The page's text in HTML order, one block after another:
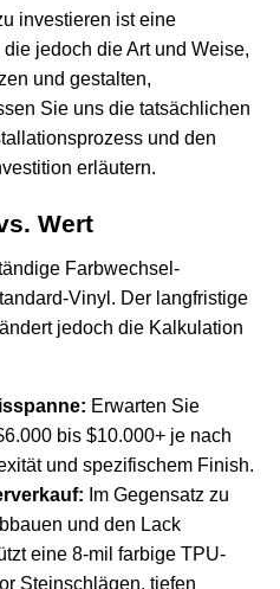
investieren ist eine
jedoch die Art und Weise,
und gestalten,
Sie uns die tatsächlichen
und den
erläutern.
Wert
Farbwechsel-
Vinyl. Der langfristige
jedoch die Kalkulation
Erwarten Sie
bis $10.000+ je nach
und spezifischem Finish.
Im Gegensatz zu
und den Lack
eine 8-mil farbige TPU-
Steinschlägen, tiefen